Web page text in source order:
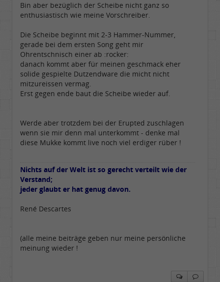
Bin aber bezüglich der Scheibe nicht ganz so
enthusiastisch wie meine Vorschreiber.
Die Scheibe beginnt mit 2-3 Hammer-Nummer,
gerade bei dem ersten Song geht mir
Ohrentschnisch einer ab :rocker:
danach kommt aber für meinen geschmack eher
solide gespielte Dutzendware die micht nicht
mitzureissen vermag.
Erst gegen ende baut die Scheibe wieder auf.
Werde aber trotzdem bei der Erupted zuschlagen
wenn sie mir denn mal unterkommt - denke mal
diese Mukke kommt live noch viel erdiger rüber !
Nichts auf der Welt ist so gerecht verteilt wie der
Verstand;
jeder glaubt er hat genug davon.
René Descartes
(alle meine beiträge geben nur meine persönliche
meinung wieder !